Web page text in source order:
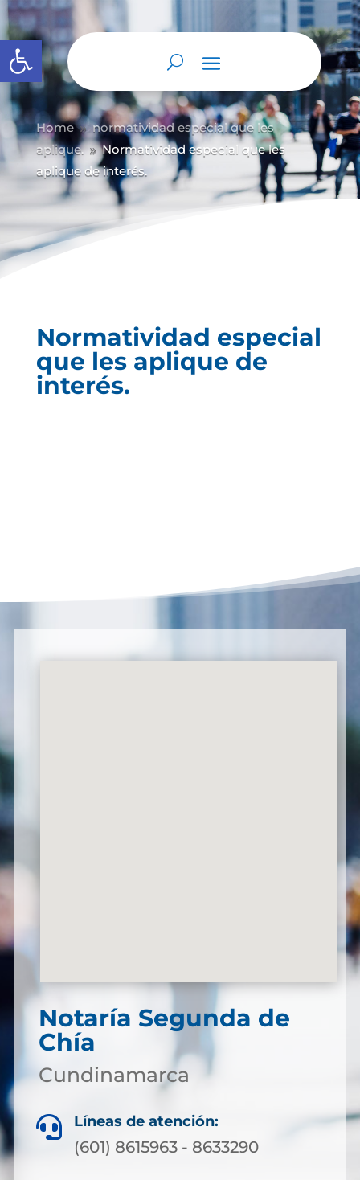
Abrir barra de herramientas
Home 9 normatividad especial que les
aplique. 9 Normatividad especial que les
aplique de interés.
Normatividad especial
que les aplique de
interés.
Notaría Segunda de
Chía
Cundinamarca
 Líneas de atención:
(601) 8615963 - 8633290